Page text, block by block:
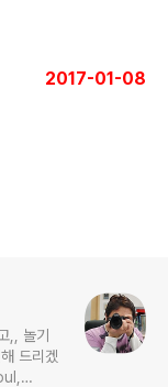
2017-01-08
,, 놀기
드리겠